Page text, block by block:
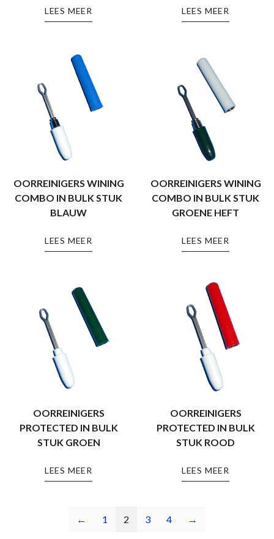
LEES MEER LEES MEER
OORREINIGERS WINING
COMBO IN BULK STUK
BLAUW
LEES MEER
OORREINIGERS WINING
COMBO IN BULK STUK
GROENE HEFT
LEES MEER
OORREINIGERS
PROTECTED IN BULK
STUK GROEN
LEES MEER
OORREINIGERS
PROTECTED IN BULK
STUK ROOD
LEES MEER
← 1 2 3 4 →